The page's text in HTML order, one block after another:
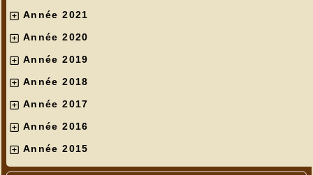
Année 2021
Année 2020
Année 2019
Année 2018
Année 2017
Année 2016
Année 2015